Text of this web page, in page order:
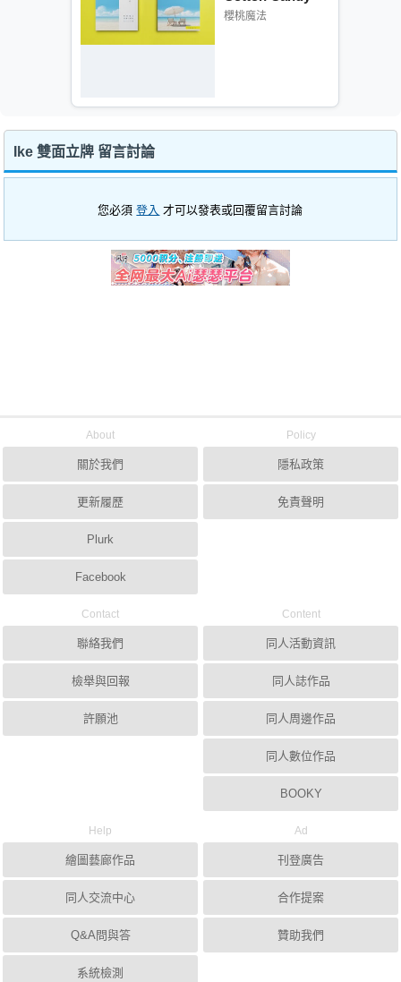
櫻桃魔法
Ike 雙面立牌 留言討論
您必須登入 才可以發表或回覆留言討論
About
關於我們
更新履歷
Plurk
Facebook
Policy
隱私政策
免責聲明
Contact
聯絡我們
檢舉與回報
許願池
Content
同人活動資訊
同人誌作品
同人周邊作品
同人數位作品
BOOKY
Help
繪圖藝廊作品
同人交流中心
Q&A問與答
系統檢測
Ad
刊登廣告
合作提案
贊助我們